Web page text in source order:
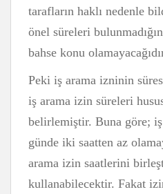
tarafların haklı nedenle
önel süreleri
bahse konu
Peki iş arama izninin
iş arama izin süreleri
belirlemiştir. Buna göre;
günde iki saatten az
arama izin saatlerini
kullanabilecektir. Fakat